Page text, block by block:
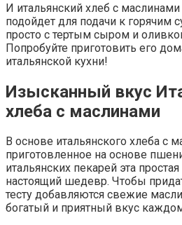
И итальянский хлеб с
подойдет для подачи к горячим
просто с тертым сыром и
Попробуйте приготовить его
итальянской кухни!
Изысканный вкус
хлеба с маслинами
В основе итальянского хлеба с
приготовленное на основе
итальянских пекарей эта
настоящий шедевр. Чтобы
тесту добавляются свежие
богатый и приятный вкус